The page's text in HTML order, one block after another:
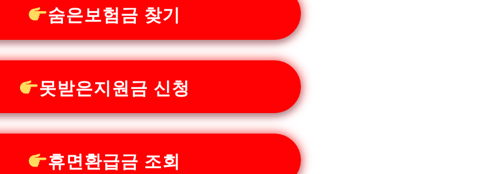
숨은보험금 찾기
못받은지원금 신청
휴면환급금 조회